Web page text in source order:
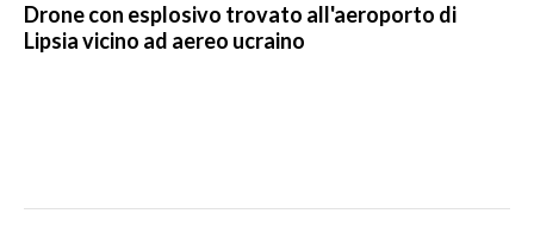
Drone con esplosivo trovato all'aeroporto di
Lipsia vicino ad aereo ucraino